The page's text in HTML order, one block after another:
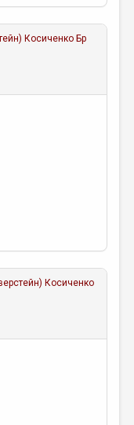
Косиченко Бр
Косиченко